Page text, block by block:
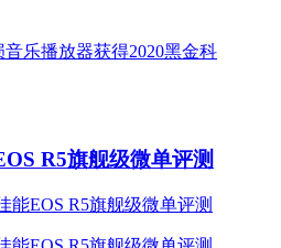
R5旗舰级微单评测